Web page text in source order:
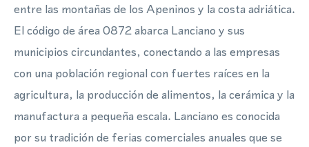
entre las montañas de los Apeninos y la costa adriática.
El código de área 0872 abarca Lanciano y sus
municipios circundantes, conectando a las empresas
con una población regional con fuertes raíces en la
agricultura, la producción de alimentos, la cerámica y la
manufactura a pequeña escala. Lanciano es conocida
por su tradición de ferias comerciales anuales que se